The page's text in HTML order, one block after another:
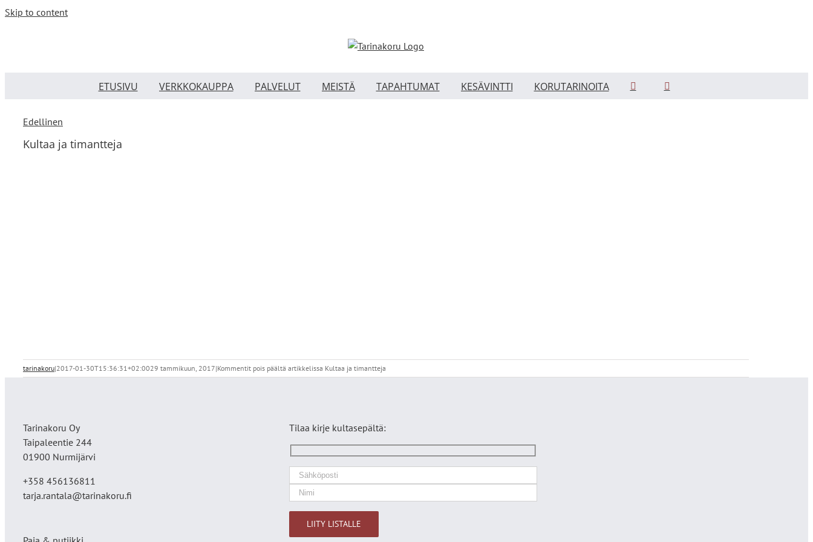
Skip to content
ETUSIVU VERKKOKAUPPA PALVELUT MEISTÄ TAPAHTUMAT KESÄVINTTI KORUTARINOITA
Edellinen
Kultaa ja timantteja
tarinakoru|2017-01-30T15:36:31+02:0029 tammikuun, 2017|Kommentit pois päältä artikkelissa Kultaa ja timantteja
Tarinakoru Oy
Taipaleentie 244
01900 Nurmijärvi
+358 456136811
tarja.rantala@tarinakoru.fi
Tilaa kirje kultasepältä: